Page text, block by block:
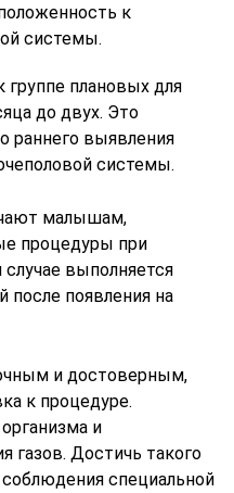
к
системы.
группе плановых для
до двух. Это
раннего выявления
системы.
малышам,
процедуры при
выполняется
после появления на
и достоверным,
к процедуре.
и
газов. Достичь такого
специальной